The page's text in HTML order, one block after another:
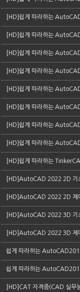
[HD]쉽게 따라하는
[HD]쉽게 따라하는
[HD]쉽게 따라하는
[HD]쉽게 따라하는
[HD]쉽게 따라하는
[HD]쉽게 따라하는
[HD]쉽게 따라하는
[HD]쉽게 따라하는
[HD]쉽게 따라하는
[HD]AutoCAD 2022 2D 기
[HD]AutoCAD 2022 2D 제
[HD]AutoCAD 2022 3D 기
[HD]AutoCAD 2022 3D 제
쉽게 따라하는
쉽게 따라하는
[HD]CAT 자격증(CAD 실무